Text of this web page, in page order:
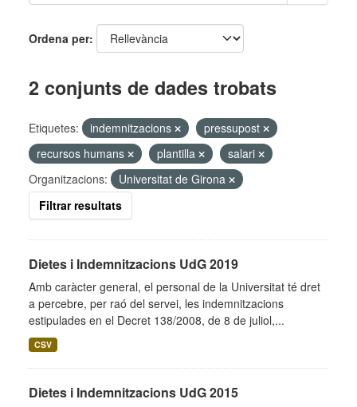
Ordena per
2 conjunts de dades trobats
Etiquetes: indemnitzacions
pressupost
recursos humans
plantilla
salari
Organitzacions:
Universitat de Girona
Filtrar resultats
Dietes i Indemnitzacions UdG 2019
Amb caràcter general, el personal de la Universitat té dret
a percebre, per raó del servei, les indemnitzacions
estipulades en el Decret 138/2008, de 8 de juliol,...
CSV
Dietes i Indemnitzacions UdG 2015